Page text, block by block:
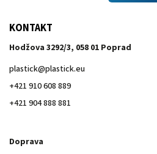
KONTAKT
Hodžova 3292/3, 058 01 Poprad
plastick@plastick.eu
+421 910 608 889
+421 904 888 881
Doprava